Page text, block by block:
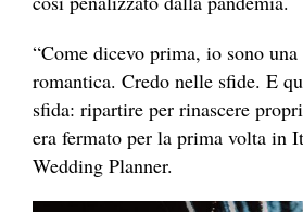
“Come dicevo prima, io sono
romantica. Credo nelle sfide. E
sfida: ripartire per rinascere
era fermato per la prima volta in
Wedding Planner.